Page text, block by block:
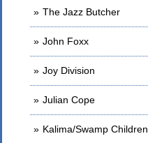
The Jazz Butcher
John Foxx
Joy Division
Julian Cope
Kalima/Swamp Children